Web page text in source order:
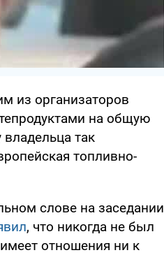
из организаторов
на общую
так
топливно-
слове на заседании
, что никогда не был
отношения ни к